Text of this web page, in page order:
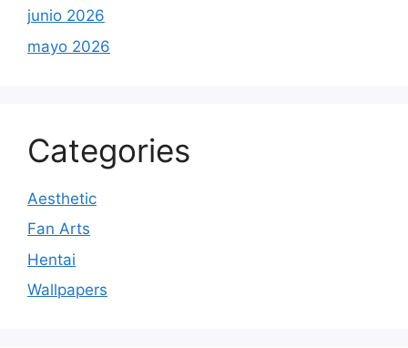
junio 2026
mayo 2026
Categories
Aesthetic
Fan Arts
Hentai
Wallpapers